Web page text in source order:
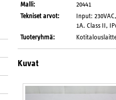
Malli:
20441
Tekniset arvot:
Input:
1A. Class II,
Tuoteryhmä:
Kuvat